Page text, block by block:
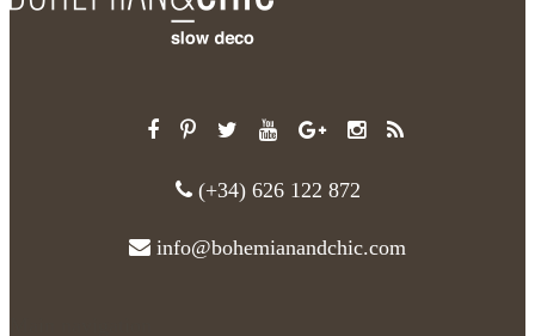
(+34) 626 122 872
info@bohemianandchic.com